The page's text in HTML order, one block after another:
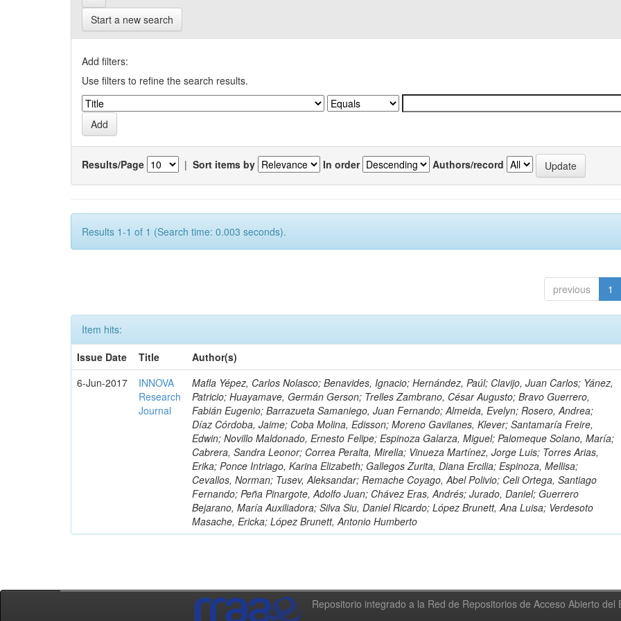
Start a new search
Add filters:
Use filters to refine the search results.
Results/Page | Sort items by In order Authors/record
Results 1-1 of 1 (Search time: 0.003 seconds).
previous 1
Item hits:
Issue Date
Title
Author(s)
6-Jun-2017
INNOVA
Research
Journal
Mafla Yépez, Carlos Nolasco; Benavides, Ignacio; Hernández, Paúl; Clavijo, Juan Carlos; Yánez,
Patricio; Huayamave, Germán Gerson; Trelles Zambrano, César Augusto; Bravo Guerrero,
Fabián Eugenio; Barrazueta Samaniego, Juan Fernando; Almeida, Evelyn; Rosero, Andrea;
Díaz Córdoba, Jaime; Coba Molina, Edisson; Moreno Gavilanes, Klever; Santamaría Freire,
Edwin; Novillo Maldonado, Ernesto Felipe; Espinoza Galarza, Miguel; Palomeque Solano, María;
Cabrera, Sandra Leonor; Correa Peralta, Mirella; Vinueza Martínez, Jorge Luis; Torres Arias,
Erika; Ponce Intriago, Karina Elizabeth; Gallegos Zurita, Diana Ercilia; Espinoza, Mellisa;
Cevallos, Norman; Tusev, Aleksandar; Remache Coyago, Abel Polivio; Celi Ortega, Santiago
Fernando; Peña Pinargote, Adolfo Juan; Chávez Eras, Andrés; Jurado, Daniel; Guerrero
Bejarano, María Auxiliadora; Silva Siu, Daniel Ricardo; López Brunett, Ana Luisa; Verdesoto
Masache, Ericka; López Brunett, Antonio Humberto
Repositorio integrado a la Red de Repositorios de Acceso Abierto del